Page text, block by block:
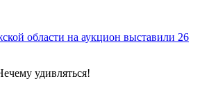
области на аукцион выставили 26
удивляться!